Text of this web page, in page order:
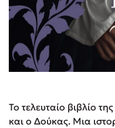
Το τελευταίο βιβλίο
και ο Δούκας. Μια